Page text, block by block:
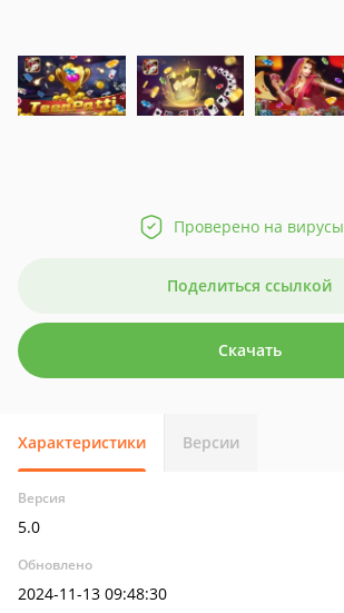
Проверено на вирусы
Поделиться ссылкой
Скачать
Характеристики Версии
Версия
5.0
Обновлено
2024-11-13 09:48:30